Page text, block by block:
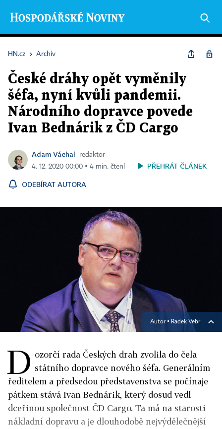
HN.cz › Archiv
České dráhy opět vyměnily
šéfa, nyní kvůli pandemii.
Národního dopravce povede
Ivan Bednárik z ČD Cargo
Adam Váchal
redaktor
4. 12. 2020 00:00 ▪ 4 min. čtení
PŘEHRÁT ČLÁNEK
ODEBÍRAT AUTORA
Autor ▪ Radek Vebr
D ozorčí rada Českých drah zvolila do čela
státního dopravce nového šéfa. Generálním
ředitelem a předsedou představenstva se počínaje
pátkem stává Ivan Bednárik, který dosud vedl
dceřinou společnost ČD Cargo. Ta má na starosti
nákladní dopravu a je dlouhodobě nejvýdělečnější